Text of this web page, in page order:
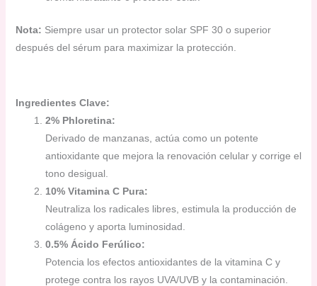
Nota: Siempre usar un protector solar SPF 30 o superior
después del sérum para maximizar la protección.
Ingredientes Clave:
2% Phloretina:
Derivado de manzanas, actúa como un potente
antioxidante que mejora la renovación celular y corrige el
tono desigual.
10% Vitamina C Pura:
Neutraliza los radicales libres, estimula la producción de
colágeno y aporta luminosidad.
0.5% Ácido Ferúlico:
Potencia los efectos antioxidantes de la vitamina C y
protege contra los rayos UVA/UVB y la contaminación.